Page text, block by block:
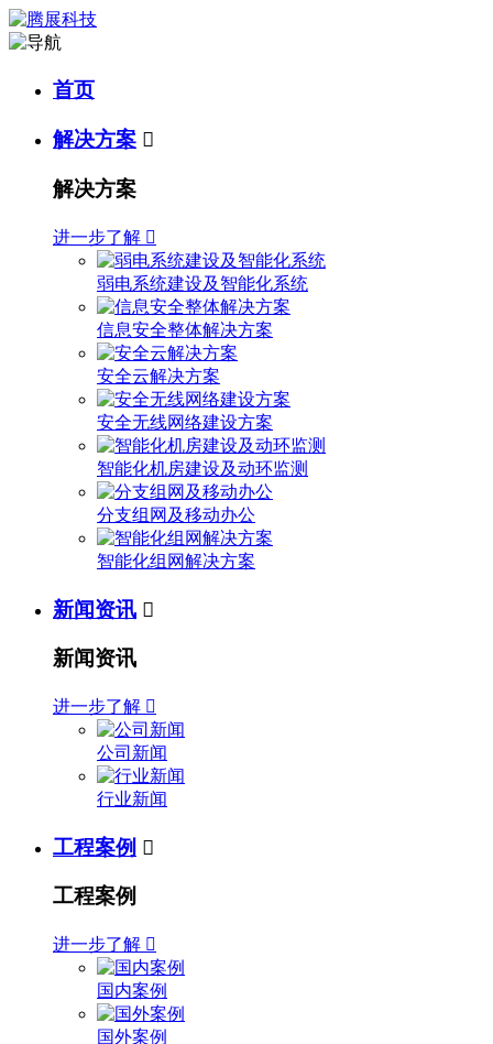
首页
解决方案 
解决方案
进一步了解 
弱电系统建设及智能化系统
信息安全整体解决方案
安全云解决方案
安全无线网络建设方案
智能化机房建设及动环监测
分支组网及移动办公
智能化组网解决方案
新闻资讯 
新闻资讯
进一步了解 
公司新闻
行业新闻
工程案例 
工程案例
进一步了解 
国内案例
国外案例